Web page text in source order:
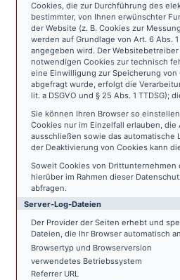
Cookies, die zur Durchführung des
bestimmter, von Ihnen erwünschter
der Website (z. B. Cookies zur
werden auf Grundlage von Art. 6 Abs.
angegeben wird. Der
notwendigen Cookies zur technisch
eine Einwilligung zur Speicherung
abgefragt wurde, erfolgt die
lit. a DSGVO und § 25 Abs. 1
Sie können Ihren Browser so
Cookies nur im Einzelfall erlauben,
ausschließen sowie das automatische
der Deaktivierung von Cookies kann
Soweit Cookies von
hierüber im Rahmen dieser
abfragen.
Server-Log-Dateien
Der Provider der Seiten erhebt und
Dateien, die Ihr Browser automatisch
Browsertyp und Browserversion
verwendetes Betriebssystem
Referrer URL